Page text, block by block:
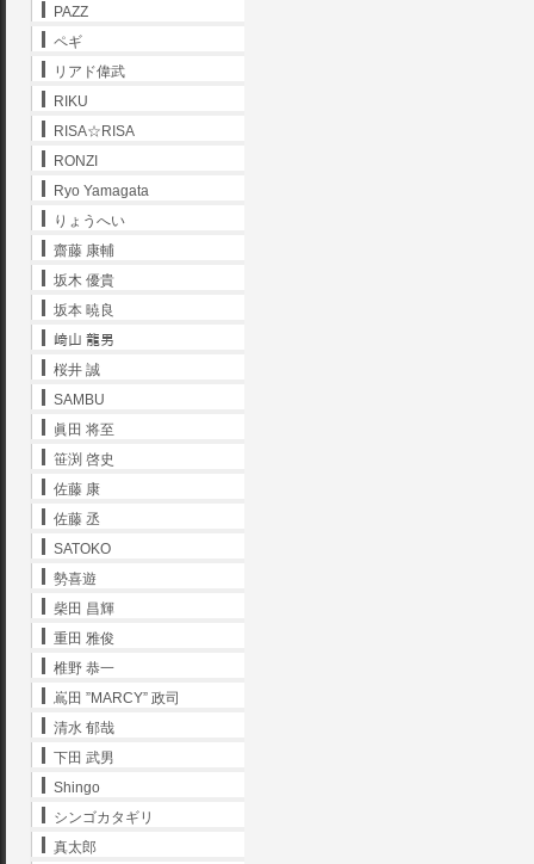
PAZZ
ペギ
リアド偉武
RIKU
RISA☆RISA
RONZI
Ryo Yamagata
りょうへい
齋藤 康輔
坂木 優貴
坂本 暁良
﨑山 龍男
桜井 誠
SAMBU
眞田 将至
笹渕 啓史
佐藤 康
佐藤 丞
SATOKO
勢喜遊
柴田 昌輝
重田 雅俊
椎野 恭一
嶌田 ”MARCY” 政司
清水 郁哉
下田 武男
Shingo
シンゴカタギリ
真太郎